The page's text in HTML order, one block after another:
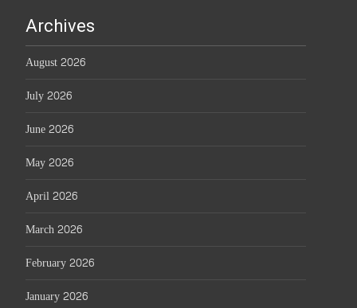
Archives
August 2026
July 2026
June 2026
May 2026
April 2026
March 2026
February 2026
January 2026